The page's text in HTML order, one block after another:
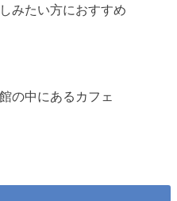
みたい方におすすめ
の中にあるカフェ